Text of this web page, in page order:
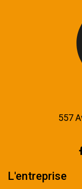
557
L'entreprise